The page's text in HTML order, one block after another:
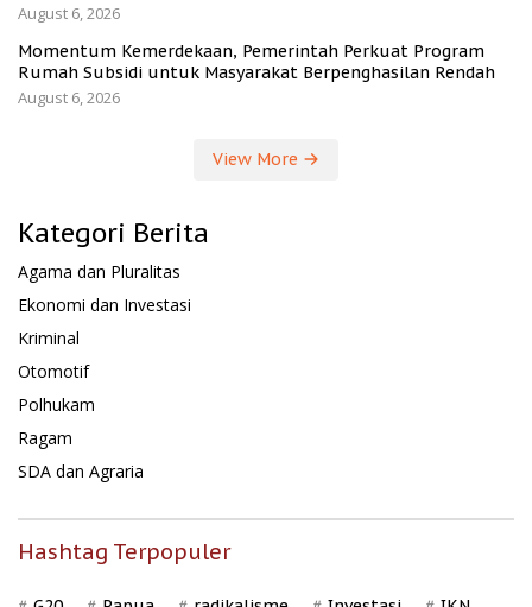
August 6, 2026
Momentum Kemerdekaan, Pemerintah Perkuat Program
Rumah Subsidi untuk Masyarakat Berpenghasilan Rendah
August 6, 2026
View More
Kategori Berita
Agama dan Pluralitas
Ekonomi dan Investasi
Kriminal
Otomotif
Polhukam
Ragam
SDA dan Agraria
Hashtag Terpopuler